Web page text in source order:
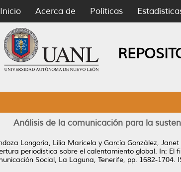
Inicio Acerca de Políticas
Análisis de la comunicación para la
Longoria, Lilia Maricela y García González, Janet
periodística sobre el calentamiento global. In: El
Social, La Laguna, Tenerife, pp. 1682-1704.